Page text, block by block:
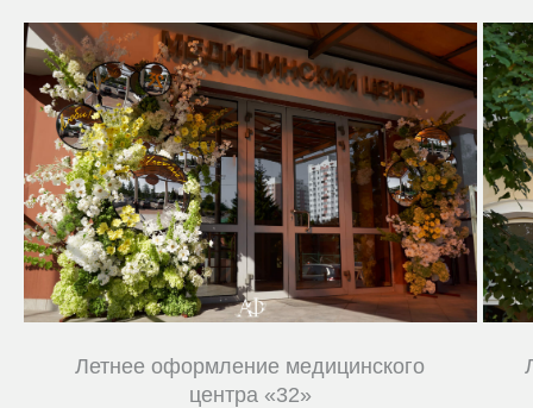
Летнее оформление медицинского
центра «32»